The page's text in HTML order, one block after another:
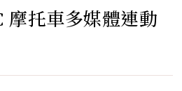
摩托車多媒體連動